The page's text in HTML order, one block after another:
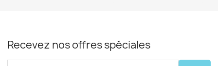
Recevez nos offres spéciales